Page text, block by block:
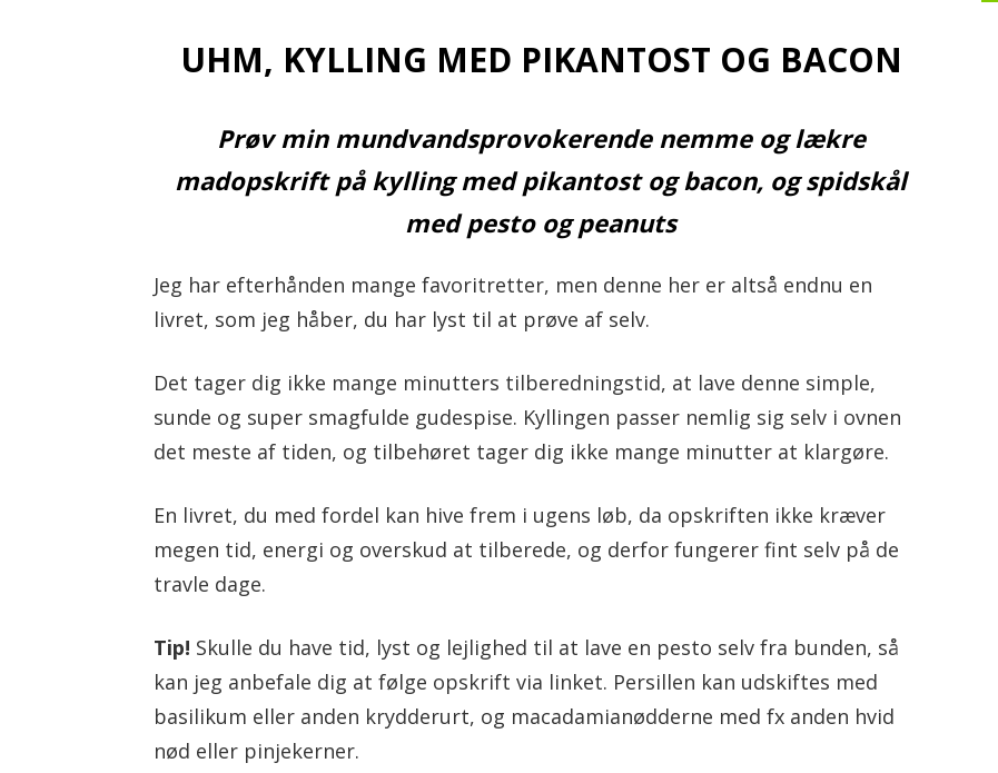
UHM, KYLLING MED PIKANTOST OG BACON
Prøv min mundvandsprovokerende nemme og lækre
madopskrift på kylling med pikantost og bacon, og spidskål
med pesto og peanuts
Jeg har efterhånden mange favoritretter, men denne her er altså endnu en
livret, som jeg håber, du har lyst til at prøve af selv.
Det tager dig ikke mange minutters tilberedningstid, at lave denne simple,
sunde og super smagfulde gudespise. Kyllingen passer nemlig sig selv i ovnen
det meste af tiden, og tilbehøret tager dig ikke mange minutter at klargøre.
En livret, du med fordel kan hive frem i ugens løb, da opskriften ikke kræver
megen tid, energi og overskud at tilberede, og derfor fungerer fint selv på de
travle dage.
Tip! Skulle du have tid, lyst og lejlighed til at lave en pesto selv fra bunden, så
kan jeg anbefale dig at følge opskrift via linket. Persillen kan udskiftes med
basilikum eller anden krydderurt, og macadamianødderne med fx anden hvid
nød eller pinjekerner.